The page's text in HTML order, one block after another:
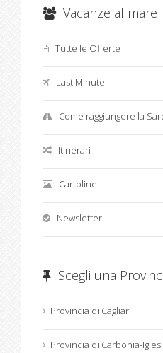
Vacanze al mare
Tutte le Offerte
Last Minute
Come raggiungere la
Itinerari
Cartoline
Newsletter
Scegli una
Provincia di Cagliari
Provincia di Carbonia-